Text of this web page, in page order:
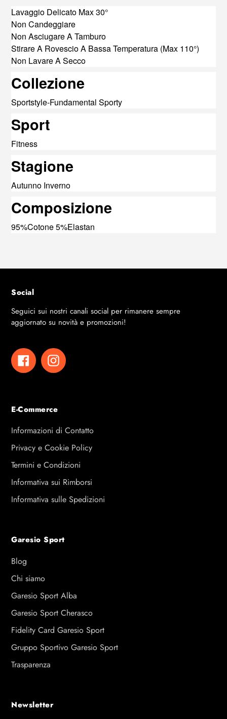
Lavaggio Delicato Max 30°
Non Candeggiare
Non Asciugare A Tamburo
Stirare A Rovescio A Bassa Temperatura (Max 110°)
Non Lavare A Secco
Collezione
Sportstyle-Fundamental Sporty
Sport
Fitness
Stagione
Autunno Inverno
Composizione
95%Cotone 5%Elastan
Social
Seguici sui nostri canali social per rimanere sempre
aggiornato su novità e promozioni!
FacebookInstagram
E-Commerce
Informazioni di Contatto
Privacy e Cookie Policy
Termini e Condizioni
Informativa sui Rimborsi
Informativa sulle Spedizioni
Garesio Sport
Blog
Chi siamo
Garesio Sport Alba
Garesio Sport Cherasco
Fidelity Card Garesio Sport
Gruppo Sportivo Garesio Sport
Trasparenza
Newsletter